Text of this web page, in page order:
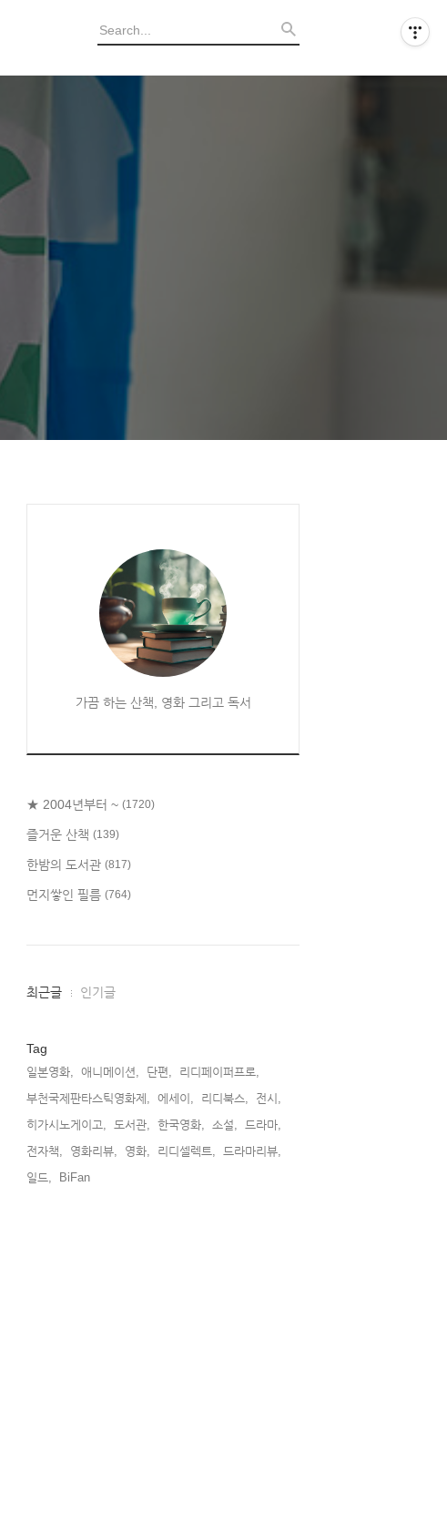
가끔 하는 산책, 영화 그리고 독서
★ 2004년부터 ~ (1720)
즐거운 산책 (139)
한밤의 도서관 (817)
먼지쌓인 필름 (764)
최
인
글
최근글 인기글
Tag
일본영화, 애니메이션, 단편,
리디페이퍼프로,
부천국제판타스틱영화제, 에세이, 리디북스,
전시,
히가시노게이고, 도서관, 한국영화, 소설, 드라마,
전자책,
영화리뷰, 영화, 리디셀렉트, 드라마리뷰,
일드,
BiFan,